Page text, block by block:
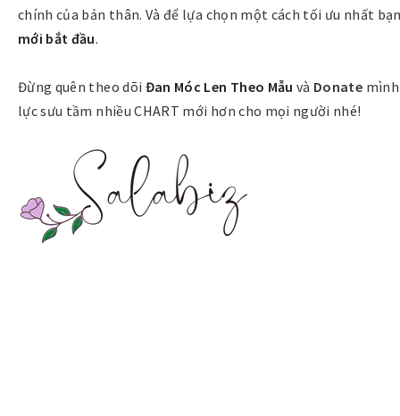
chính của bản thân. Và để lựa chọn một cách tối ưu nhất
mới bắt đầu.
Đừng quên theo dõi Đan Móc Len Theo Mẫu và Donate
lực sưu tầm nhiều CHART mới hơn cho mọi người nhé!